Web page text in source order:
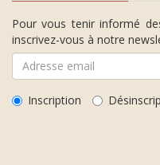
Pour vous tenir informé
inscrivez-vous à notre
Inscription